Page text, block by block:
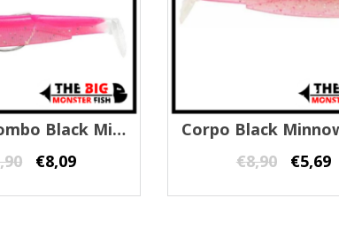
Double Combo Black Minnow 70 Fiiish
€8,09
€8,90 €5,69